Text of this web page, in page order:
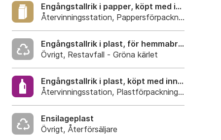
Engångstallrik i papper, köpt med innehåll.
Återvinningsstation, Pappersförpackningar.
Engångstallrik i plast, för hemmabruk
Övrigt, Restavfall - Gröna kärlet
Engångstallrik i plast, köpt med innehåll
Återvinningsstation, Plastförpackningar. Eller
Ensilageplast
Övrigt, Återförsäljare